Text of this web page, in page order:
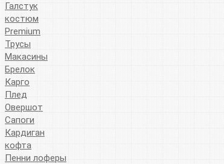
Галстук
костюм
Premium
Трусы
Макасины
Брелок
Карго
Плед
Овершот
Сапоги
Кардиган
кофта
Пенни лоферы